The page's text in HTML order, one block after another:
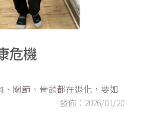
危機
發佈：2026/01/20
、關節、骨頭都在退化，要如